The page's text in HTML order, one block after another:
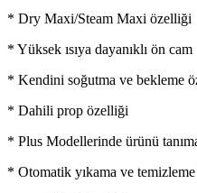
* Dry Maxi/Steam Maxi özelliği
* Yüksek ısıya dayanıklı ön cam
* Kendini soğutma ve bekleme
* Dahili prop özelliği
* Plus Modellerinde ürünü
* Otomatik yıkama ve